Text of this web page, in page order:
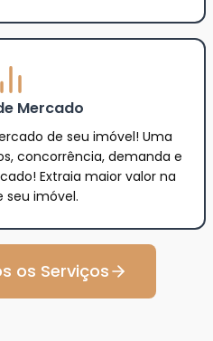
Mercado
de seu imóvel! Uma
concorrência, demanda e
Extraia maior valor na
seu imóvel.
os Serviços